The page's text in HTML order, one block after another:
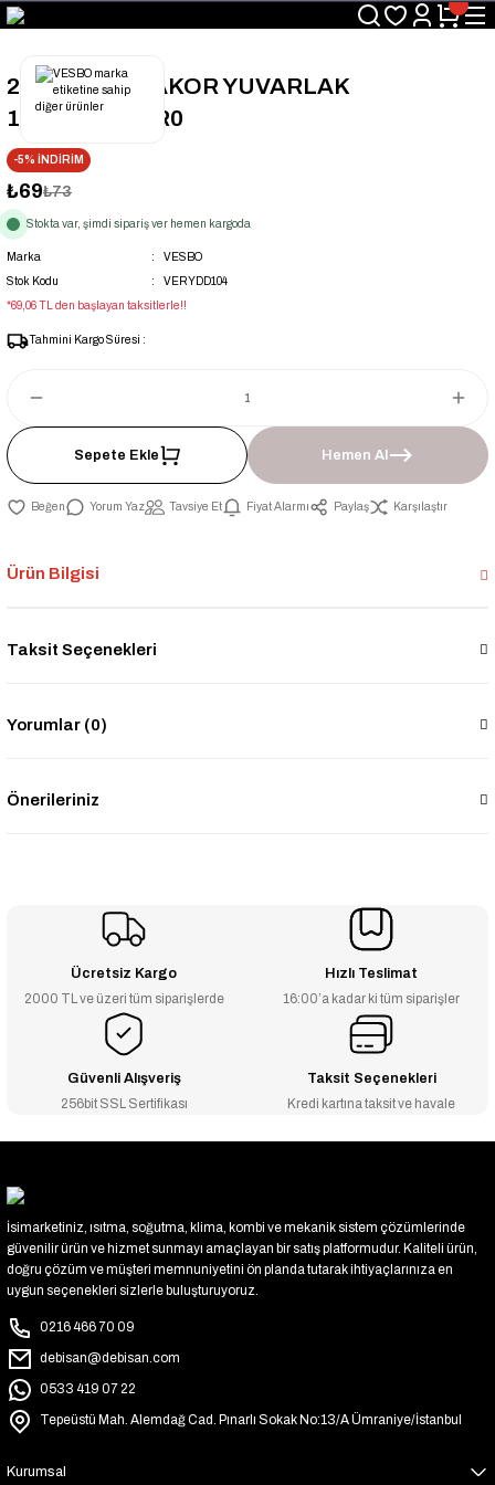
Üyelerimize Özel "uye2026" Koduyla Sepette Ekstra %3 İndirim
KAZAN-KASKAD İÇİN TEK ADRES
25x3/4'' DD RAKOR YUVARLAK
112.1B.B21.FR0
-5% İNDİRİM
₺69₺73
Stokta var, şimdi sipariş ver hemen kargoda
Marka
VESBO
Stok Kodu
VERYDD104
*69,06 TL den başlayan taksitlerle!!
Tahmini Kargo Süresi :
Sepete Ekle Hemen Al
Yorum Yaz Tavsiye Et Fiyat Alarmı Paylaş Karşılaştır
Ürün Bilgisi
Taksit Seçenekleri
Yorumlar (0)
Önerileriniz
Ücretsiz Kargo
2000 TL ve üzeri tüm siparişlerde
Hızlı Teslimat
16:00’a kadar ki tüm siparişler
Güvenli Alışveriş
256bit SSL Sertifikası
Taksit Seçenekleri
Kredi kartına taksit ve havale
İsimarketiniz, ısıtma, soğutma, klima, kombi ve mekanik sistem çözümlerinde
güvenilir ürün ve hizmet sunmayı amaçlayan bir satış platformudur. Kaliteli ürün,
doğru çözüm ve müşteri memnuniyetini ön planda tutarak ihtiyaçlarınıza en
uygun seçenekleri sizlerle buluşturuyoruz.
0216 466 70 09
debisan@debisan.com
0533 419 07 22
Tepeüstü Mah. Alemdağ Cad. Pınarlı Sokak No:13/A Ümraniye/İstanbul
Kurumsal